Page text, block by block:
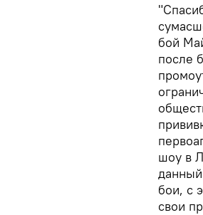
бой
после
шоу в
бои, с
свои